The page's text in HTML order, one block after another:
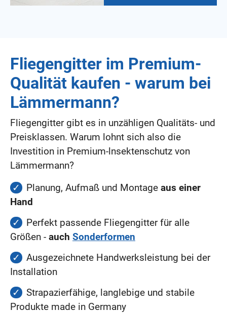
Fliegengitter im Premium-
Qualität kaufen - warum bei
Lämmermann?
Fliegengitter gibt es in unzähligen Qualitäts- und
Preisklassen. Warum lohnt sich also die
Investition in Premium-lnsektenschutz von
Lämmermann?
Planung, Aufmaß und Montage aus einer
Hand
Perfekt passende Fliegengitter für alle
Größen - auch Sonderformen
Ausgezeichnete Handwerksleistung bei der
Installation
Strapazierfähige, langlebige und stabile
Produkte made in Germany